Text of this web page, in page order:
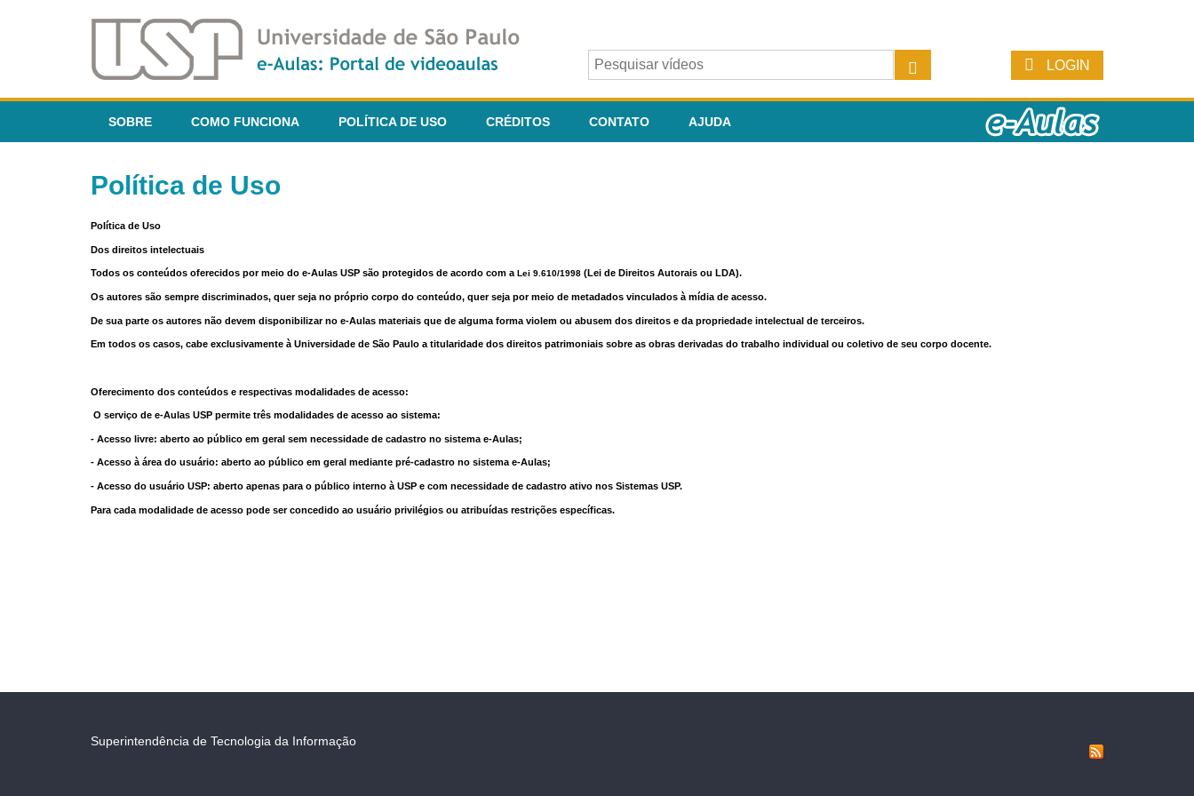
LOGIN
SOBRE COMO FUNCIONA POLÍTICA DE USO CRÉDITOS CONTATO AJUDA
Política de Uso
Política de Uso
Dos direitos intelectuais
Todos os conteúdos oferecidos por meio do e-Aulas USP são protegidos de acordo com a Lei 9.610/1998 (Lei de Direitos Autorais ou LDA).
Os autores são sempre discriminados, quer seja no próprio corpo do conteúdo, quer seja por meio de metadados vinculados à mídia de acesso.
De sua parte os autores não devem disponibilizar no e-Aulas materiais que de alguma forma violem ou abusem dos direitos e da propriedade intelectual de terceiros.
Em todos os casos, cabe exclusivamente à Universidade de São Paulo a titularidade dos direitos patrimoniais sobre as obras derivadas do trabalho individual ou coletivo de seu corpo docente.
Oferecimento dos conteúdos e respectivas modalidades de acesso:
O serviço de e-Aulas USP permite três modalidades de acesso ao sistema:
- Acesso livre: aberto ao público em geral sem necessidade de cadastro no sistema e-Aulas;
- Acesso à área do usuário: aberto ao público em geral mediante pré-cadastro no sistema e-Aulas;
- Acesso do usuário USP: aberto apenas para o público interno à USP e com necessidade de cadastro ativo nos Sistemas USP.
Para cada modalidade de acesso pode ser concedido ao usuário privilégios ou atribuídas restrições específicas.
Superintendência de Tecnologia da Informação